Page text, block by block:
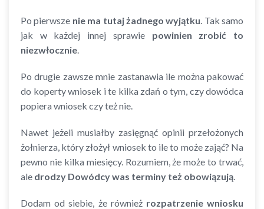
Po pierwsze nie ma tutaj żadnego wyjątku . Tak samo
jak w każdej innej sprawie powinien zrobić to
niezwłocznie
Po drugie zawsze mnie zastanawia ile można pakować
do koperty wniosek i te kilka zdań o tym, czy dowódca
popiera wniosek czy też nie.
Nawet jeżeli musiałby zasięgnąć opinii przełożonych
żołnierza, który złożył wniosek to ile to może zająć? Na
pewno nie kilka miesięcy. Rozumiem, że może to trwać,
ale drodzy Dowódcy was terminy też obowiązują
Dodam od siebie, że również rozpatrzenie wniosku